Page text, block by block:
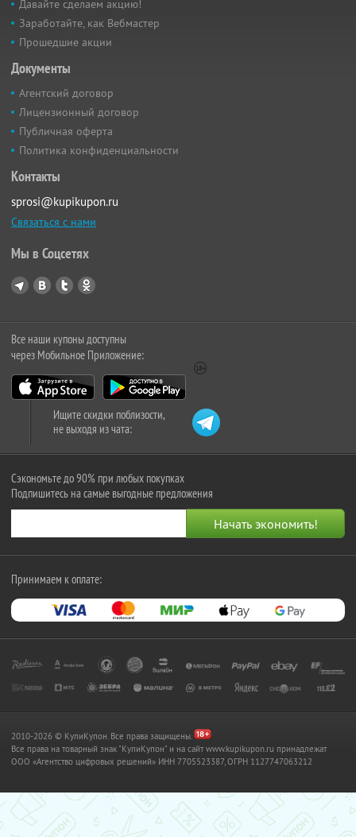
Давайте сделаем акцию!
Заработайте, как Вебмастер
Прошедшие акции
Документы
Агентский договор
Лицензионный договор
Публичная оферта
Политика конфиденциальности
Контакты
sprosi@kupikupon.ru
Связаться с нами
Мы в Соцсетях
Все наши купоны доступны
через Мобильное Приложение:
Ищите скидки поблизости,
не выходя из чата:
Сэкономьте до 90% при любых покупках
Подпишитесь на самые выгодные предложения
Принимаем к оплате:
2010-2026 © КупиКупон. Все права защищены.
Все права на товарный знак "КупиКупон" и на сайт www.kupikupon.ru принадлежат
OOO «Агентство цифровых решений» ИНН 7705523387, ОГРН 1127747063212